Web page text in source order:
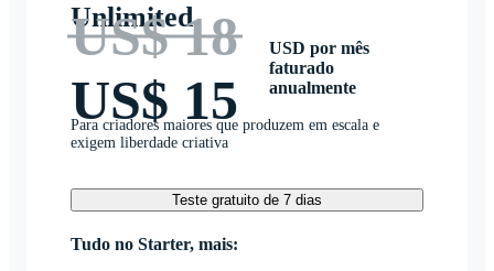
Unlimited
US$ 18
US$ 15
USD por mês
faturado
anualmente
Para criadores maiores que produzem em escala e
exigem liberdade criativa
Teste gratuito de 7 dias
Tudo no Starter, mais: